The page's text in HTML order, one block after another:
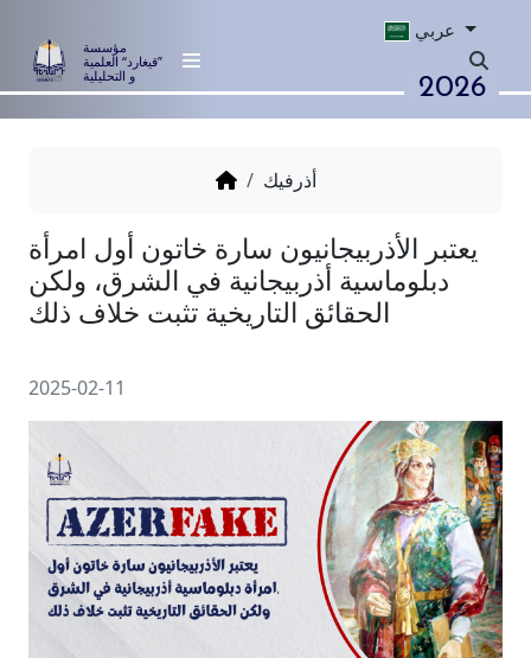
مؤسسة
”قيغارد“ العلمية
و التحليلية
عربي
2026
أذرفيك
الأذربيجانيون سارة خاتون أول امرأة
الحقائق التاريخية تثبت خلاف ذلك
2025-02-11